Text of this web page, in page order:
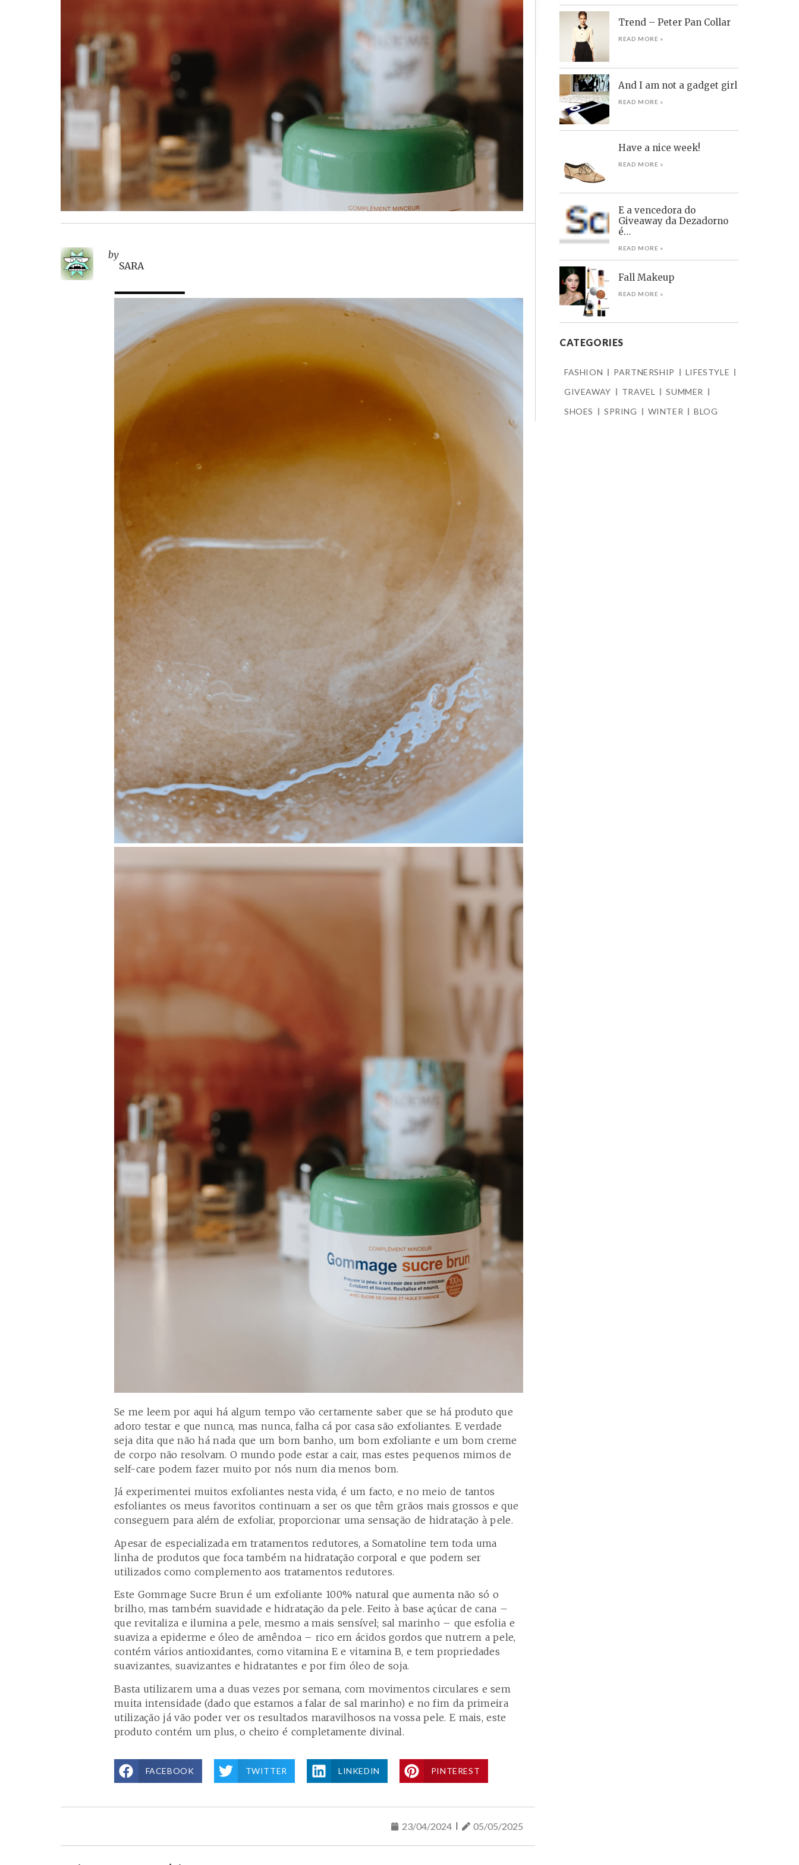
by
SARA
Se me leem por aqui há algum tempo vão certamente saber que se há produto que
adoro testar e que nunca, mas nunca, falha cá por casa são exfoliantes. E verdade
seja dita que não há nada que um bom banho, um bom exfoliante e um bom creme
de corpo não resolvam. O mundo pode estar a cair, mas estes pequenos mimos de
self-care podem fazer muito por nós num dia menos bom.
Já experimentei muitos exfoliantes nesta vida, é um facto, e no meio de tantos
esfoliantes os meus favoritos continuam a ser os que têm grãos mais grossos e que
conseguem para além de exfoliar, proporcionar uma sensação de hidratação à pele.
Apesar de especializada em tratamentos redutores, a Somatoline tem toda uma
linha de produtos que foca também na hidratação corporal e que podem ser
utilizados como complemento aos tratamentos redutores.
Este Gommage Sucre Bruné um exfoliante 100% natural que aumenta não só o
brilho, mas também suavidade e hidratação da pele. Feito à base açúcar de cana –
que revitaliza e ilumina a pele, mesmo a mais sensível; sal marinho – que esfolia e
suaviza a epiderme e óleo de amêndoa – rico em ácidos gordos que nutrem a pele,
contém vários antioxidantes, como vitamina E e vitamina B, e tem propriedades
suavizantes, suavizantes e hidratantes e por fim óleo de soja.
Basta utilizarem uma a duas vezes por semana, com movimentos circulares e sem
muita intensidade (dado que estamos a falar de sal marinho) e no fim da primeira
utilização já vão poder ver os resultados maravilhosos na vossa pele. E mais, este
produto contém um plus, o cheiro é completamente divinal.
FACEBOOK TWITTER LINKEDIN PINTEREST
23/04/2024 05/05/2025
Trend – Peter Pan Collar
READ MORE »
And I am not a gadget girl
READ MORE »
Have a nice week!
READ MORE »
E a vencedora do
Giveaway da Dezadorno
é…
READ MORE »
Fall Makeup
READ MORE »
CATEGORIES
FASHION PARTNERSHIP
LIFESTYLE
GIVEAWAY
TRAVEL
SUMMER
SHOES
SPRING WINTER BLOG